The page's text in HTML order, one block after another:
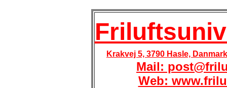
Krakvej 5, 3790 Hasle,
Mail:
Web: